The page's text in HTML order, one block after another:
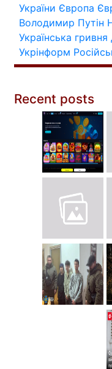
України Європа
Володимир Путін
Українська гривня
Укрінформ
Recent posts